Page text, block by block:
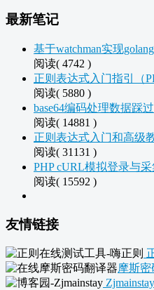
最新笔记
基于watchman实现
阅读( 4742 )
正则表达式入门指引（
阅读( 5880 )
base64编码处理数据踩
阅读( 14881 )
正则表达式入门和高级
阅读( 31131 )
PHP cURL模拟登录与
阅读( 15592 )
友情链接
摩斯